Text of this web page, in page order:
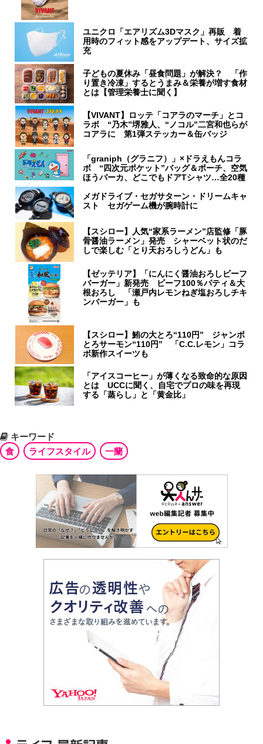
ユニクロ「エアリズム3Dマスク」再販 着
用時のフィット感をアップデート、サイズ拡
充
子どもの夏休み「昼食問題」が解決？ 「作
り置き冷凍」するとうまみ＆栄養が増す食材
とは【管理栄養士に聞く】
【VIVANT】ロッテ「コアラのマーチ」とコ
ラボ “乃木”堺雅人、“ノコル”二宮和也らが
コアラに 第1弾ステッカー＆缶バッジ
「graniph（グラニフ）」×ドラえもんコラ
ボ “四次元ポケット”バッグ＆ポーチ、空気
ほうパーカ、どこでもドアTシャツ…全20種
メガドライブ・セガサターン・ドリームキャ
スト セガゲーム機が腕時計に
【スシロー】人気“家系ラーメン”店監修「豚
骨醤油ラーメン」発売 シャーベット状のだ
しで楽しむ「とり天おろしうどん」も
【ゼッテリア】「にんにく醤油おろしビーフ
バーガー」新発売 ビーフ100％パティ＆大
根おろし 「瀬戸内レモンねぎ塩おろしチキ
ンバーガー」も
【スシロー】鮪の大とろ“110円” ジャンボ
とろサーモン“110円” 「C.C.レモン」コラ
ボ新作スイーツも
「アイスコーヒー」が薄くなる致命的な原因
とは UCCに聞く、自宅でプロの味を再現
する「蒸らし」と「黄金比」
キーワード
食
ライフスタイル 一蘭